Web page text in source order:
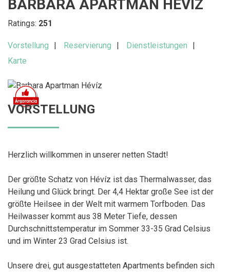
BARBARA APARTMAN HÉVÍZ
Ratings: 251
Vorstellung Reservierung
Dienstleistungen
Karte
VORSTELLUNG
Herzlich willkommen in unserer netten Stadt!
Der größte Schatz von Hévíz ist das Thermalwasser, das
Heilung und Glück bringt. Der 4,4 Hektar große See ist der
größte Heilsee in der Welt mit warmem Torfboden. Das
Heilwasser kommt aus 38 Meter Tiefe, dessen
Durchschnittstemperatur im Sommer 33-35 Grad Celsius
und im Winter 23 Grad Celsius ist.
Unsere drei, gut ausgestatteten Apartments befinden sich